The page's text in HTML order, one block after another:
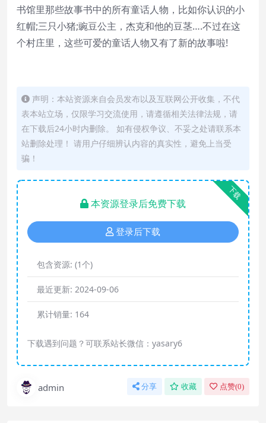
书馆里那些故事书中的所有童话人物，比如你认识的小
红帽;三只小猪;豌豆公主，杰克和他的豆茎….不过在这
个村庄里，这些可爱的童话人物又有了新的故事啦!
声明：本站资源来自会员发布以及互联网公开收集，不代
表本站立场，仅限学习交流使用，请遵循相关法律法规，请
在下载后24小时内删除。 如有侵权争议、不妥之处请联系本
站删除处理！ 请用户仔细辨认内容的真实性，避免上当受
骗！
下载
本资源登录后免费下载
登录后下载
包含资源: (1个)
最近更新: 2024-09-06
累计销量: 164
下载遇到问题？可联系站长微信：yasary6
admin 分享 收藏 点赞(0)